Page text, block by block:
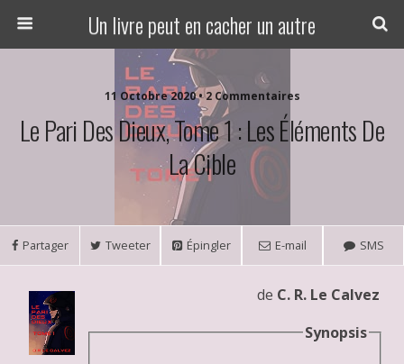
Un livre peut en cacher un autre
11 Octobre 2020 • 2 Commentaires
Le Pari Des Dieux, Tome 1 : Les Éléments De
La Cible
Partager Tweeter Épingler E-mail SMS
de C. R. Le Calvez
Synopsis